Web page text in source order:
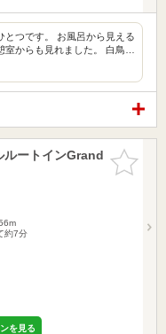
とつです。 お風呂から見える
室からも見れました。 白鳥…
お気に入
りに追加
ルートインGrand
約7分
を見る